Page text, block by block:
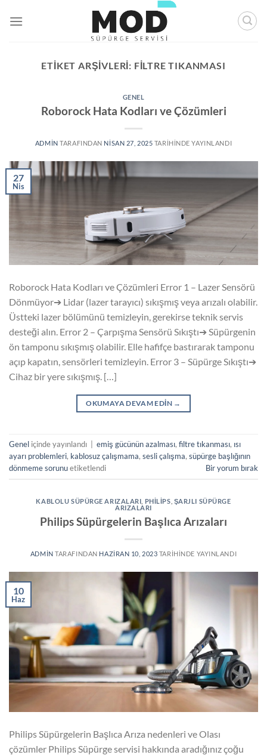
atla
ETIKET ARŞIVLERI: FILTRE TIKANMASI
GENEL
Roborock Hata Kodları ve Çözümleri
ADMIN TARAFINDAN NISAN 27, 2025 TARIHINDE YAYINLANDI
27
Nis
Roborock Hata Kodları ve Çözümleri Error 1 – Lazer Sensörü
Dönmüyor➔ Lidar (lazer tarayıcı) sıkışmış veya arızalı olabilir.
Üstteki lazer bölümünü temizleyin, gerekirse teknik servis
desteği alın. Error 2 – Çarpışma Sensörü Sıkıştı➔ Süpürgenin
ön tamponu sıkışmış olabilir. Elle hafifçe bastırarak tamponu
açıp kapatın, sensörleri temizleyin. Error 3 – Süpürge Sıkıştı➔
Cihaz bir yere sıkışmış. […]
OKUMAYA DEVAM EDIN →
Genel içinde yayınlandı emiş gücünün azalması, filtre tıkanması, ısı
ayarı problemleri, kablosuz çalışmama, sesli çalışma, süpürge başlığının
dönmeme sorunuetiketlendi Bir yorum bırak
KABLOLU SÜPÜRGE ARIZALARI PHILIPS ŞARJLI SÜPÜRGE
ARIZALARI
Philips Süpürgelerin Başlıca Arızaları
ADMIN TARAFINDAN HAZIRAN 10, 2023 TARIHINDE YAYINLANDI
10
Haz
Philips Süpürgelerin Başlıca Arıza nedenleri ve Olası
çözümler Philips Süpürge servisi hakkında aradığınız çoğu